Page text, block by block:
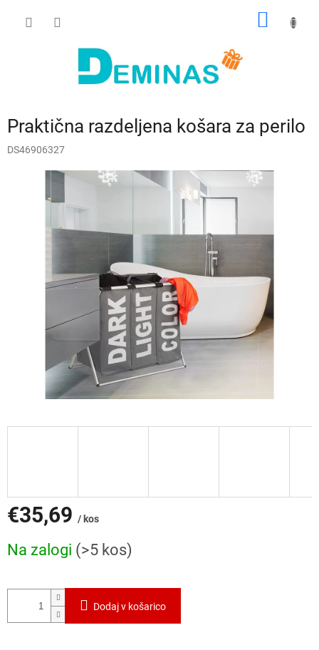
Praktična razdeljena košara za perilo
DS46906327
€35,69 / kos
mere:
Na zalogi (>5 kos)
Dodaj v košarico